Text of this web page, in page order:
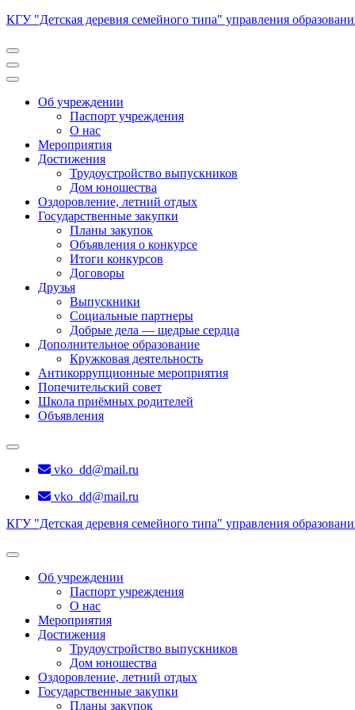
Перейти
содержимому
(нажмите
Enter)
КГУ "Детская деревня семейного типа" управления
Об учреждении
Паспорт учреждения
О нас
Мероприятия
Достижения
Трудоустройство выпускников
Дом юношества
Оздоровление, летний отдых
Государственные закупки
Планы закупок
Объявления о конкурсе
Итоги конкурсов
Договоры
Друзья
Выпускники
Социальные партнеры
Добрые дела — щедрые сердца
Дополнительное образование
Кружковая деятельность
Антикоррупционные мероприятия
Попечительский совет
Школа приёмных родителей
Объявления
vko_dd@mail.ru
vko_dd@mail.ru
КГУ "Детская деревня семейного типа" управления
Об учреждении
Паспорт учреждения
О нас
Мероприятия
Достижения
Трудоустройство выпускников
Дом юношества
Оздоровление, летний отдых
Государственные закупки
Планы закупок